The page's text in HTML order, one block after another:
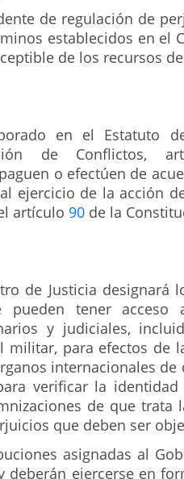
de regulación de
establecidos en el
de los recursos
en el Estatuto
de Conflictos,
o efectúen de
ejercicio de la acción
artículo 90 de la
de Justicia designará
pueden tener acceso
y judiciales,
militar, para efectos de
internacionales de
verificar la
de que trata
que deben ser
asignadas al
deberán ejercerse en